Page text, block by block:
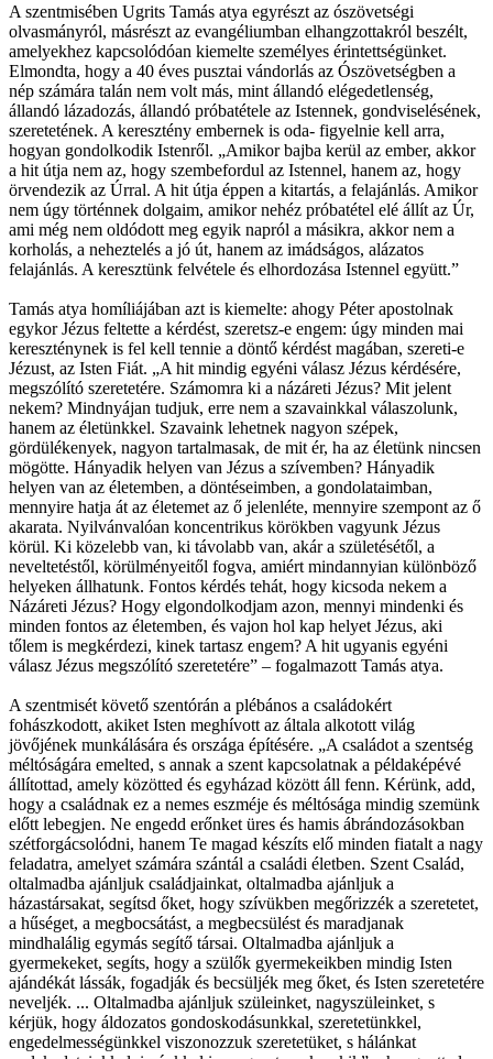
A szentmisében Ugrits Tamás atya egyrészt az ószövetségi
olvasmányról, másrészt az evangéliumban elhangzottakról beszélt,
amelyekhez kapcsolódóan kiemelte személyes érintettségünket.
Elmondta, hogy a 40 éves pusztai vándorlás az Ószövetségben a
nép számára talán nem volt más, mint állandó elégedetlenség,
állandó lázadozás, állandó próbatétele az Istennek, gondviselésének,
szeretetének. A keresztény embernek is oda- figyelnie kell arra,
hogyan gondolkodik Istenről. „Amikor bajba kerül az ember, akkor
a hit útja nem az, hogy szembefordul az Istennel, hanem az, hogy
örvendezik az Úrral. A hit útja éppen a kitartás, a felajánlás. Amikor
nem úgy történnek dolgaim, amikor nehéz próbatétel elé állít az Úr,
ami még nem oldódott meg egyik napról a másikra, akkor nem a
korholás, a neheztelés a jó út, hanem az imádságos, alázatos
felajánlás. A keresztünk felvétele és elhordozása Istennel együtt.”
Tamás atya homíliájában azt is kiemelte: ahogy Péter apostolnak
egykor Jézus feltette a kérdést, szeretsz-e engem: úgy minden mai
kereszténynek is fel kell tennie a döntő kérdést magában, szereti-e
Jézust, az Isten Fiát. „A hit mindig egyéni válasz Jézus kérdésére,
megszólító szeretetére. Számomra ki a názáreti Jézus? Mit jelent
nekem? Mindnyájan tudjuk, erre nem a szavainkkal válaszolunk,
hanem az életünkkel. Szavaink lehetnek nagyon szépek,
gördülékenyek, nagyon tartalmasak, de mit ér, ha az életünk nincsen
mögötte. Hányadik helyen van Jézus a szívemben? Hányadik
helyen van az életemben, a döntéseimben, a gondolataimban,
mennyire hatja át az életemet az ő jelenléte, mennyire szempont az ő
akarata. Nyilvánvalóan koncentrikus körökben vagyunk Jézus
körül. Ki közelebb van, ki távolabb van, akár a születésétől, a
neveltetéstől, körülményeitől fogva, amiért mindannyian különböző
helyeken állhatunk. Fontos kérdés tehát, hogy kicsoda nekem a
Názáreti Jézus? Hogy elgondolkodjam azon, mennyi mindenki és
minden fontos az életemben, és vajon hol kap helyet Jézus, aki
tőlem is megkérdezi, kinek tartasz engem? A hit ugyanis egyéni
válasz Jézus megszólító szeretetére” – fogalmazott Tamás atya.
A szentmisét követő szentórán a plébános a családokért
fohászkodott, akiket Isten meghívott az általa alkotott világ
jövőjének munkálására és országa építésére. „A családot a szentség
méltóságára emelted, s annak a szent kapcsolatnak a példaképévé
állítottad, amely közötted és egyházad között áll fenn. Kérünk, add,
hogy a családnak ez a nemes eszméje és méltósága mindig szemünk
előtt lebegjen. Ne engedd erőnket üres és hamis ábrándozásokban
szétforgácsolódni, hanem Te magad készíts elő minden fiatalt a nagy
feladatra, amelyet számára szántál a családi életben. Szent Család,
oltalmadba ajánljuk családjainkat, oltalmadba ajánljuk a
házastársakat, segítsd őket, hogy szívükben megőrizzék a szeretetet,
a hűséget, a megbocsátást, a megbecsülést és maradjanak
mindhalálig egymás segítő társai. Oltalmadba ajánljuk a
gyermekeket, segíts, hogy a szülők gyermekeikben mindig Isten
ajándékát lássák, fogadják és becsüljék meg őket, és Isten szeretetére
neveljék. ... Oltalmadba ajánljuk szüleinket, nagyszüleinket, s
kérjük, hogy áldozatos gondoskodásunkkal, szeretetünkkel,
engedelmességünkkel viszonozzuk szeretetüket, s hálánkat